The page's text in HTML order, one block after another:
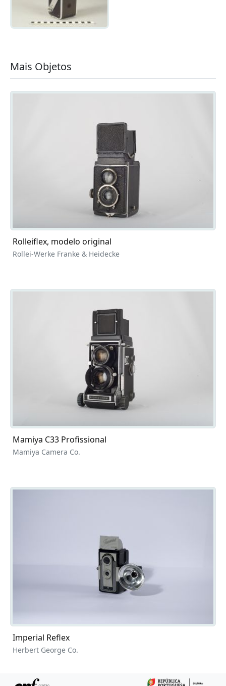
Mais Objetos
Rolleiflex, modelo original
Rollei-Werke Franke & Heidecke
Mamiya C33 Profissional
Mamiya Camera Co.
Imperial Reflex
Herbert George Co.